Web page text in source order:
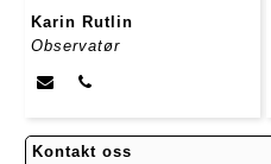
Karin Rutlin
Observatør
Kontakt oss